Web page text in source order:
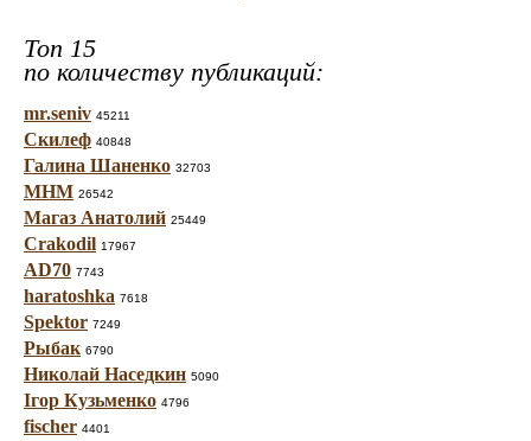
Топ 15
по количеству публикаций:
mr.seniv 45211
Скилеф 40848
Галина Шаненко 32703
МНМ 26542
Магаз Анатолий 25449
Crakodil 17967
AD70 7743
haratoshka 7618
Spektor 7249
Рыбак 6790
Николай Наседкин 5090
Ігор Кузьменко 4796
fischer 4401